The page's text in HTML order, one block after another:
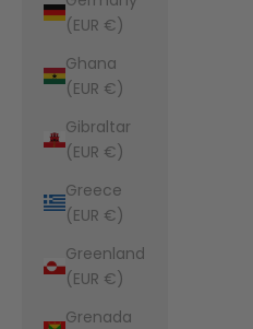
(EUR €)
Ghana
(EUR €)
Gibraltar
(EUR €)
Greece
(EUR €)
Greenland
(EUR €)
Grenada